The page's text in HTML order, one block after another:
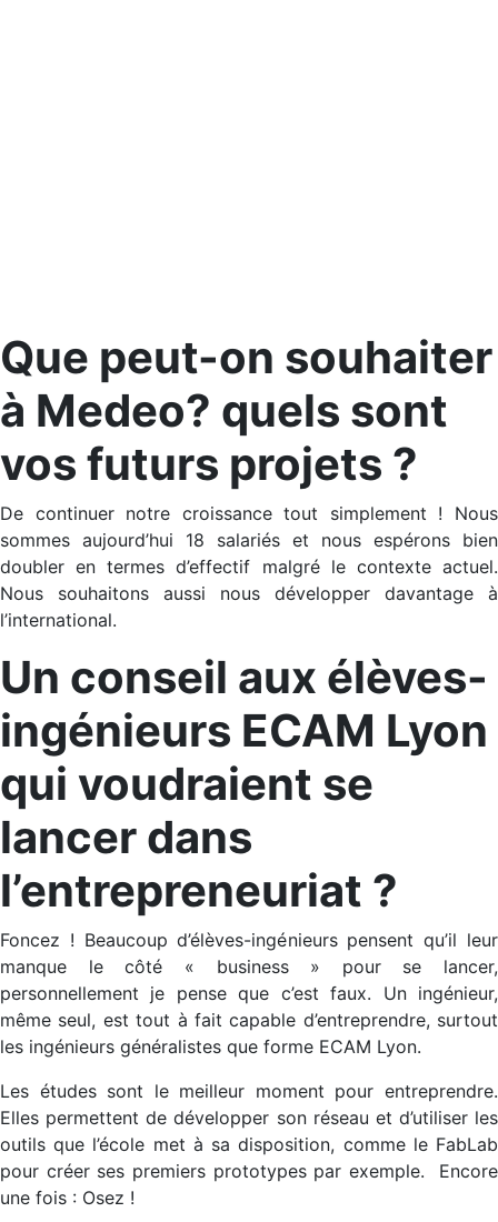
Que peut-on souhaiter
à Medeo? quels sont
vos futurs projets ?
De continuer notre croissance tout simplement ! Nous
sommes aujourd’hui 18 salariés et nous espérons bien
doubler en termes d’effectif malgré le contexte actuel.
Nous souhaitons aussi nous développer davantage à
l’international.
Un conseil aux élèves-
ingénieurs ECAM Lyon
qui voudraient se
lancer dans
l’entrepreneuriat ?
Foncez ! Beaucoup d’élèves-ingénieurs pensent qu’il leur
manque le côté « business » pour se lancer,
personnellement je pense que c’est faux. Un ingénieur,
même seul, est tout à fait capable d’entreprendre, surtout
les ingénieurs généralistes que forme ECAM Lyon.
Les études sont le meilleur moment pour entreprendre.
Elles permettent de développer son réseau et d’utiliser les
outils que l’école met à sa disposition, comme le FabLab
pour créer ses premiers prototypes par exemple. Encore
une fois : Osez !